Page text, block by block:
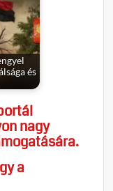
és
nagy
a